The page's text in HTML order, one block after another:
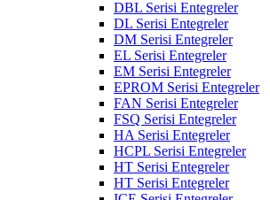
DBL Serisi Entegreler
DL Serisi Entegreler
DM Serisi Entegreler
EL Serisi Entegreler
EM Serisi Entegreler
EPROM Serisi Entegreler
FAN Serisi Entegreler
FSQ Serisi Entegreler
HA Serisi Entegreler
HCPL Serisi Entegreler
HT Serisi Entegreler
HT Serisi Entegreler